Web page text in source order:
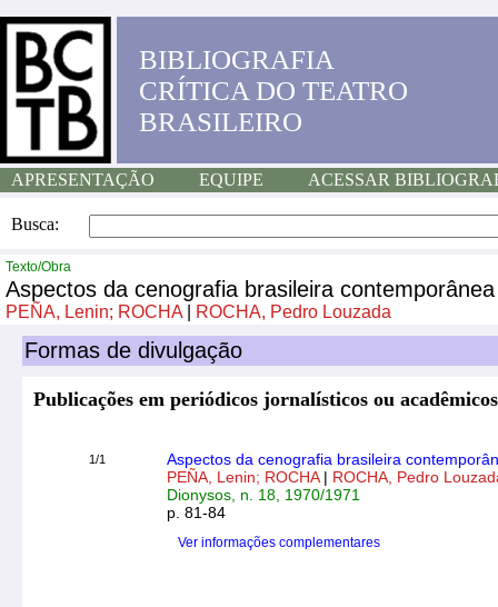
BIBLIOGRAFIA
CRÍTICA DO TEATRO
BRASILEIRO
APRESENTAÇÃO EQUIPE ACESSAR
Busca:
Texto/Obra
Aspectos da cenografia brasileira contemporânea
PEÑA, Lenin; ROCHA ROCHA, Pedro Louzada
Formas de divulgação
Publicações em periódicos jornalísticos ou acadêmicos
1/1
Aspectos da cenografia brasileira
PEÑA, Lenin; ROCHA | ROCHA, Pedro
Dionysos, n. 18, 1970/1971
p. 81-84
Ver informações complementares